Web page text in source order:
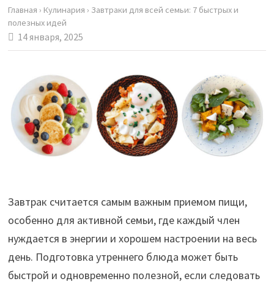
Главная › Кулинария › Завтраки для всей семьи: 7 быстрых и
полезных идей
14 января, 2025
Завтрак считается самым важным приемом пищи,
особенно для активной семьи, где каждый член
нуждается в энергии и хорошем настроении на весь
день. Подготовка утреннего блюда может быть
быстрой и одновременно полезной, если следовать